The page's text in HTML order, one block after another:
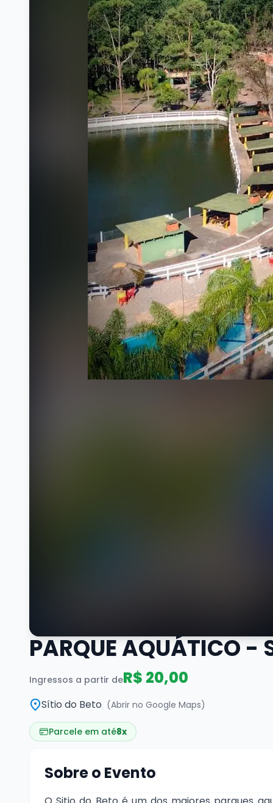
PARQUE AQUÁTICO -
Ingressos a partir deR$ 20,00
Sítio do Beto (Abrir no Google Maps)
Parcele em até8x
Sobre o Evento